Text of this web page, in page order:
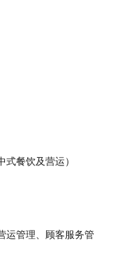
餐饮及营运）
运管理、顾客服务管